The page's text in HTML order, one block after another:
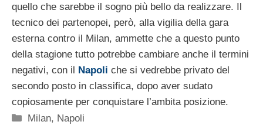
quello che sarebbe il sogno più bello da realizzare. Il
tecnico dei partenopei, però, alla vigilia della gara
esterna contro il Milan, ammette che a questo punto
della stagione tutto potrebbe cambiare anche il termini
negativi, con il Napoli che si vedrebbe privato del
secondo posto in classifica, dopo aver sudato
copiosamente per conquistare l’ambita posizione.
Categorie
Milan, Napoli